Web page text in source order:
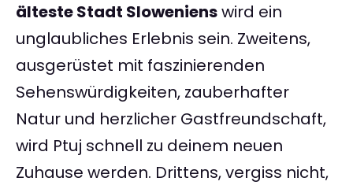
älteste Stadt Slowenienswird ein
unglaubliches Erlebnis sein. Zweitens,
ausgerüstet mit faszinierenden
Sehenswürdigkeiten, zauberhafter
Natur und herzlicher Gastfreundschaft,
wird Ptuj schnell zu deinem neuen
Zuhause werden. Drittens, vergiss nicht,